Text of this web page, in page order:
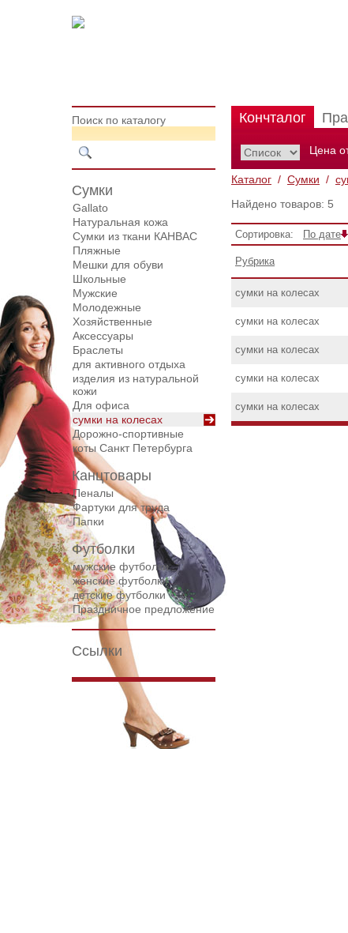
Поиск по каталогу
Сумки
Gallato
Натуральная кожа
Сумки из ткани КАНВАС
Пляжные
Мешки для обуви
Школьные
Мужские
Молодежные
Хозяйственные
Аксессуары
Браслеты
для активного отдыха
изделия из натуральной
кожи
Для офиса
сумки на колесах
Дорожнo-спортивные
коты Санкт Петербурга
Канцтовары
Пеналы
Фартуки для труда
Папки
Футболки
мужские футболки
женские футболки
детские футболки
Праздничное предложение
Ссылки
Кончталог
Цена
Каталог / Сумки /
Найдено товаров: 5
Сортировка: По дате
Рубрика
сумки на колесах
сумки на колесах
сумки на колесах
сумки на колесах
сумки на колесах